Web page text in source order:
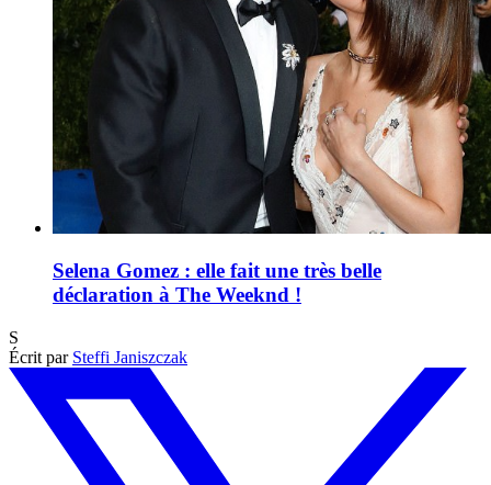
Selena Gomez : elle fait une très belle
déclaration à The Weeknd !
S
Écrit par Steffi Janiszczak